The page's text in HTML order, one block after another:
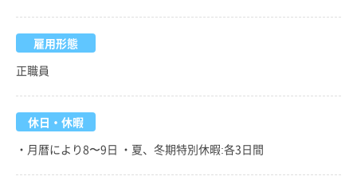
雇用形態
正職員
休日・休暇
・月暦により8〜9日 ・夏、冬期特別休暇:各3日間